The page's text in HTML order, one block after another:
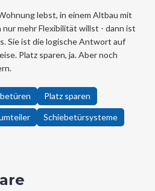
lebst, in einem Altbau mit
mehr Flexibilität willst - dann ist
Sie ist die logische Antwort auf
Platz sparen, ja. Aber noch
Platz sparen
Schiebetürsysteme